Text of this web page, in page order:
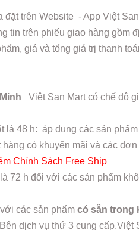
đặt trên Website - App Việt
tin trên phiếu giao hàng gồm
giá và tổng giá trị thanh
Việt San Mart có chế đô
là 48 h: áp dụng các sản
hàng có khuyến mãi và các
Chính Sách Free Ship
72 h đối với các sản phẩm
các sản phẩm có sẵn trong
dịch vụ thứ 3 cung cấp.Việt